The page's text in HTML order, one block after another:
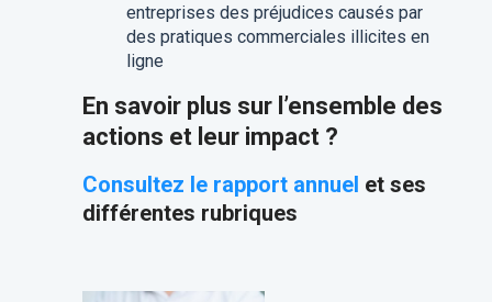
entreprises des préjudices causés par
des pratiques commerciales illicites en
ligne
En savoir plus sur l’ensemble des
actions et leur impact ?
Consultez le rapport annuel et ses
différentes rubriques